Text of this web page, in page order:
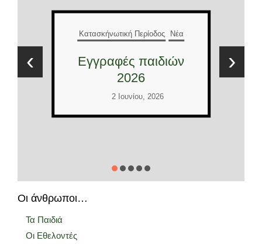
Κατασκήνωτική Περίοδος Νέα
Εγγραφές παιδιών
2026
2 Ιουνίου, 2026
‹ ›
Οι άνθρωποι…
Τα Παιδιά
Οι Εθελοντές